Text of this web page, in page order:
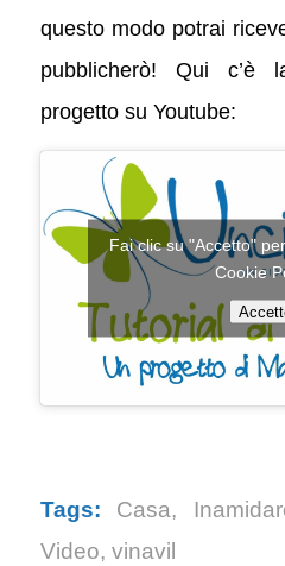
questo modo potrai
pubblicherò! Qui c’è
progetto su Youtube:
Fai clic su "Accetto"
Cookie
Tags: Casa,
Video, vinavil